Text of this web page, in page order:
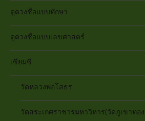
ดูดวงชื่อแบบทักษา
ดูดวงชื่อแบบเลขศาสตร์
เซียมซี
วัดหลวงพ่อโสธร
วัดสระเกศราชวรมหาวิหาร(วัดภูเขาทอง